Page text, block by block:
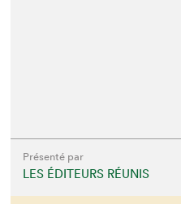
Présenté par
LES ÉDITEURS RÉUNIS